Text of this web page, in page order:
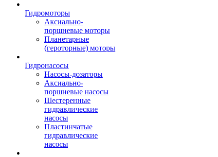
Гидромоторы
Аксиально-
поршневые моторы
Планетарные
(героторные) моторы
Гидронасосы
Насосы-дозаторы
Аксиально-
поршневые насосы
Шестеренные
гидравлические
насосы
Пластинчатые
гидравлические
насосы